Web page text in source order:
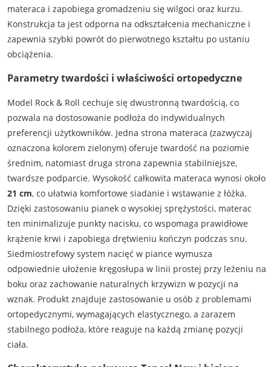
materaca i zapobiega gromadzeniu się wilgoci oraz kurzu.
Konstrukcja ta jest odporna na odkształcenia mechaniczne i
zapewnia szybki powrót do pierwotnego kształtu po ustaniu
obciążenia.
Parametry twardości i właściwości ortopedyczne
Model Rock & Roll cechuje się dwustronną twardością, co
pozwala na dostosowanie podłoża do indywidualnych
preferencji użytkowników. Jedna strona materaca (zazwyczaj
oznaczona kolorem zielonym) oferuje twardość na poziomie
średnim, natomiast druga strona zapewnia stabilniejsze,
twardsze podparcie. Wysokość całkowita materaca wynosi około
21 cm, co ułatwia komfortowe siadanie i wstawanie z łóżka.
Dzięki zastosowaniu pianek o wysokiej sprężystości, materac
ten minimalizuje punkty nacisku, co wspomaga prawidłowe
krążenie krwi i zapobiega drętwieniu kończyn podczas snu.
Siedmiostrefowy system nacięć w piance wymusza
odpowiednie ułożenie kręgosłupa w linii prostej przy leżeniu na
boku oraz zachowanie naturalnych krzywizn w pozycji na
wznak. Produkt znajduje zastosowanie u osób z problemami
ortopedycznymi, wymagających elastycznego, a zarazem
stabilnego podłoża, które reaguje na każdą zmianę pozycji
ciała.